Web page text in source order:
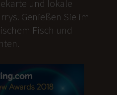
und lokale
Genießen Sie im
Fisch und